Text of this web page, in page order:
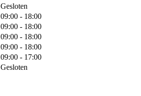
Gesloten
09:00 - 18:00
09:00 - 18:00
09:00 - 18:00
09:00 - 18:00
09:00 - 17:00
Gesloten